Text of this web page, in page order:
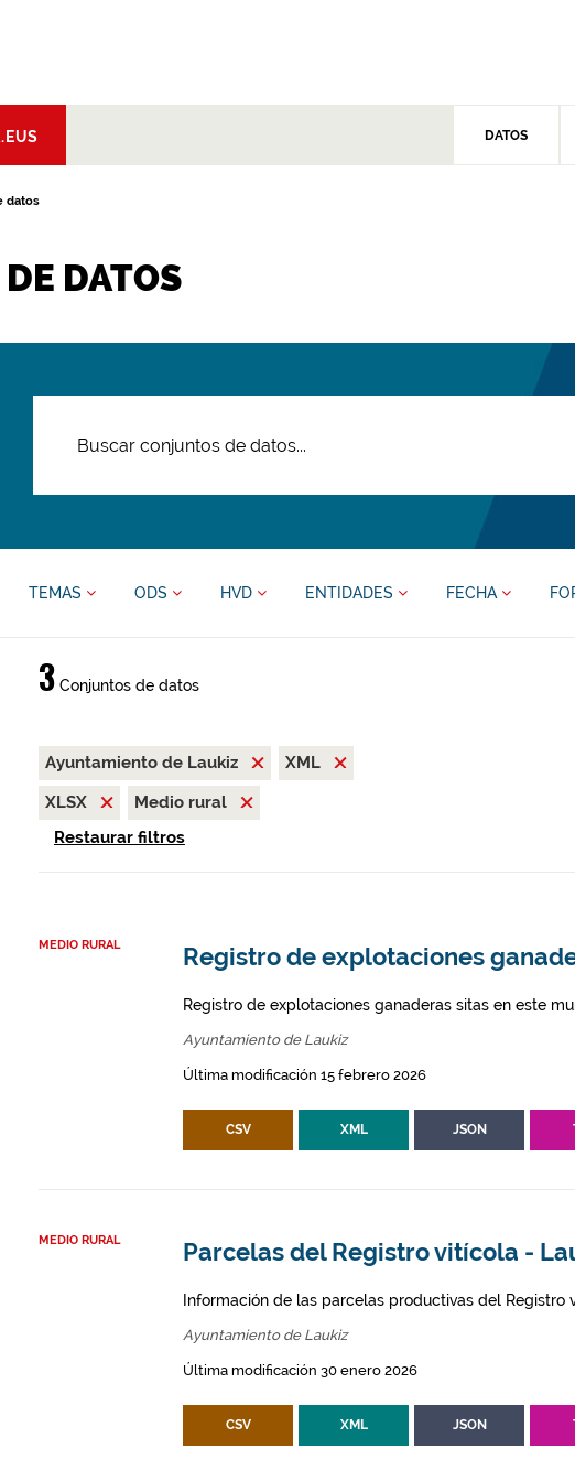
DATOS
datos
DATOS
TEMAS ODS HVD ENTIDADES FECHA
3Conjuntos de datos
Ayuntamiento de Laukiz
XML
XLSX
Medio rural
Restaurar filtros
MEDIO RURAL Registro de explotaciones
Registro de explotaciones ganaderas sitas en este
Ayuntamiento de Laukiz
Última modificación 15 febrero 2026
CSV XML JSON
MEDIO RURAL Parcelas del Registro vitícola -
Información de las parcelas productivas del Registro
Ayuntamiento de Laukiz
Última modificación 30 enero 2026
CSV XML JSON